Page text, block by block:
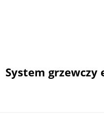
System